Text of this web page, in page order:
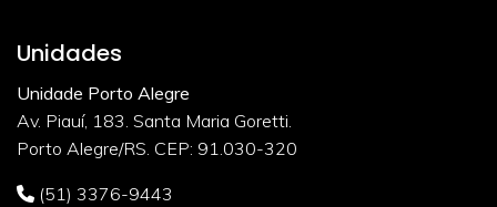
Unidades
Unidade Porto Alegre
Av. Piauí, 183. Santa Maria Goretti.
Porto Alegre/RS. CEP: 91.030-320
(51) 3376-9443